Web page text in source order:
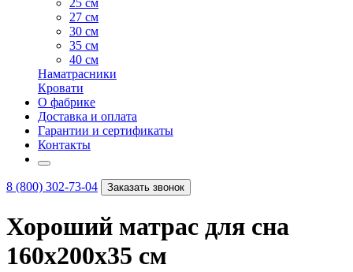
25 см
27 см
30 см
35 см
40 см
Наматрасники
Кровати
О фабрике
Доставка и оплата
Гарантии и сертификаты
Контакты
8 (800) 302-73-04 Заказать звонок
Хороший матрас для сна
160х200х35 см